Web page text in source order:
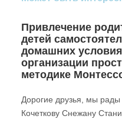
Привлечение
детей
домашних
организации
методике
Дорогие друзья, мы рады
Кочеткову Снежану